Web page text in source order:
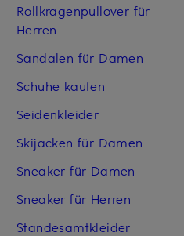
Rollkragenpullover für
Herren
Sandalen für Damen
Schuhe kaufen
Seidenkleider
Skijacken für Damen
Sneaker für Damen
Sneaker für Herren
Standesamtkleider